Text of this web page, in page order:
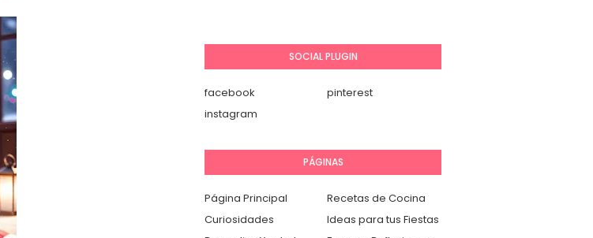
SOCIAL PLUGIN
facebook
pinterest
instagram
PÁGINAS
Página Principal
Recetas de Cocina
Curiosidades
Ideas para tus Fiestas